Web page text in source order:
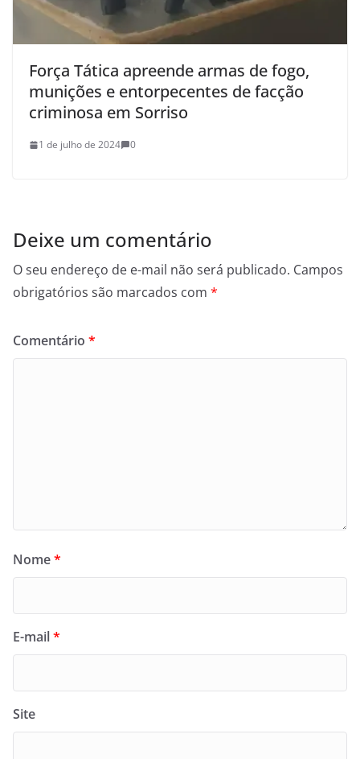
Força Tática apreende armas de fogo,
munições e entorpecentes de facção
criminosa em Sorriso
1 de julho de 2024 0
Deixe um comentário
O seu endereço de e-mail não será publicado. Campos
obrigatórios são marcados com *
Comentário *
Nome*
E-mail*
Site